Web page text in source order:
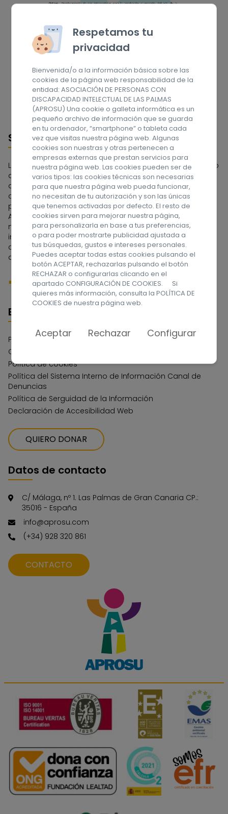
Sobre nosotros
La Asociación APROSU se constituyó en 1962 por un grupo
de familias que tenían en su seno a una persona con
discapacidad intelectual. Fue la primera Asociación
constituida en el Archipiélago Canario y una de las
pioneras de España. A lo largo de estos años la
Asociación ha tenido que ir adaptándose a las
necesidades de las personas con discapacidad
intelectual y a sus familias, dedicándose en sus
comienzos a la etapa escolar, y actualmente a la edad
adulta. ¡Síguenos en las redes sociales!
Enlaces
Política de privacidad
Compromiso con la Protección de Datos
Política de cookies
Política del Sistema Interno de Información Canal de
Denuncias
Política de Serguidad de la Información
Declaración de Accesibilidad Web
QUIERO DONAR
Datos de contacto
C/ Málaga, nº 1. Las Palmas de Gran Canaria CP.:
35016 - España
info@aprosu.com
(+34) 928 320 861
CONTACTO
Respetamos tu
privacidad
Bienvenida/o a la información básica sobre las
cookies de la página web responsabilidad de la
entidad: ASOCIACIÓN DE PERSONAS CON
DISCAPACIDAD INTELECTUAL DE LAS PALMAS
(APROSU) Una cookie o galleta informática es un
pequeño archivo de información que se guarda
en tu ordenador, “smartphone” o tableta cada
vez que visitas nuestra página web. Algunas
cookies son nuestras y otras pertenecen a
empresas externas que prestan servicios para
nuestra página web. Las cookies pueden ser de
varios tipos: las cookies técnicas son necesarias
para que nuestra página web pueda funcionar,
no necesitan de tu autorización y son las únicas
que tenemos activadas por defecto. El resto de
cookies sirven para mejorar nuestra página,
para personalizarla en base a tus preferencias,
o para poder mostrarte publicidad ajustada a
tus búsquedas, gustos e intereses personales.
Puedes aceptar todas estas cookies pulsando el
botón ACEPTAR, rechazarlas pulsando el botón
RECHAZAR o configurarlas clicando en el
apartado CONFIGURACIÓN DE COOKIES. Si
quieres más información, consulta laPOLÍTICA DE
COOKIES de nuestra página web.
Aceptar Rechazar Configurar